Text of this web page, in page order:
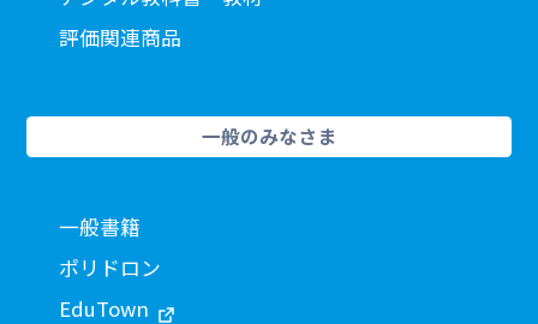
評価関連商品
一般のみなさま
一般書籍
ポリドロン
EduTown